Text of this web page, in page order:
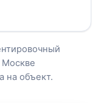
Москве
на объект.